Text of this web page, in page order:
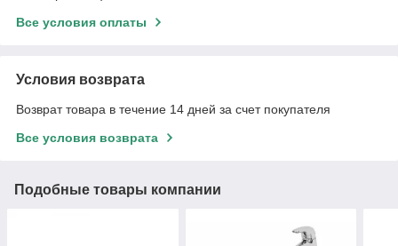
Все условия оплаты
Условия возврата
Возврат товара в течение 14 дней за счет покупателя
Все условия возврата
Подобные товары компании